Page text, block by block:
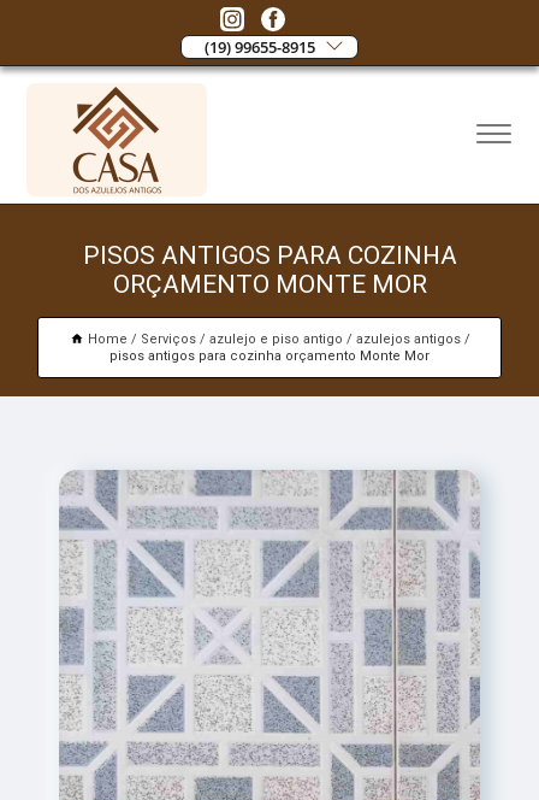
(19) 99655-8915
PISOS ANTIGOS PARA COZINHA
ORÇAMENTO MONTE MOR
Home Serviços azulejo e piso antigo
azulejos antigos
pisos antigos para cozinha orçamento Monte Mor